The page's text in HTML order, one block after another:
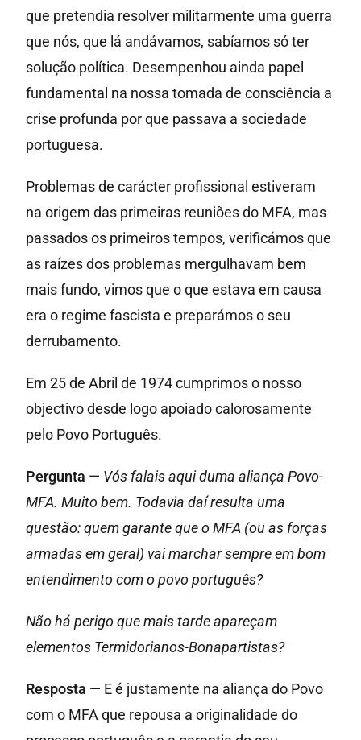
que pretendia resolver militarmente uma guerra
que nós, que lá andávamos, sabíamos só ter
solução política. Desempenhou ainda papel
fundamental na nossa tomada de consciência a
crise profunda por que passava a sociedade
portuguesa.
Problemas de carácter profissional estiveram
na origem das primeiras reuniões do MFA, mas
passados os primeiros tempos, verificámos que
as raízes dos problemas mergulhavam bem
mais fundo, vimos que o que estava em causa
era o regime fascista e preparámos o seu
derrubamento.
Em 25 de Abril de 1974 cumprimos o nosso
objectivo desde logo apoiado calorosamente
pelo Povo Português.
Pergunta — Vós falais aqui duma aliança Povo-
MFA. Muito bem. Todavia daí resulta uma
questão: quem garante que o MFA (ou as forças
armadas em geral) vai marchar sempre em bom
entendimento com o povo português?
Não há perigo que mais tarde apareçam
elementos Termidorianos-Bonapartistas?
Resposta — E é justamente na aliança do Povo
com o MFA que repousa a originalidade do